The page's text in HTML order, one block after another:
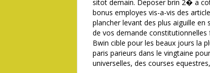
sitot demain. Deposer brin 2� a
bonus employes vis-a-vis des
plancher levant des plus aiguille
de vos demande
Bwin cible pour les beaux jours la
paris parieurs dans le vingtaine
universelles, des courses